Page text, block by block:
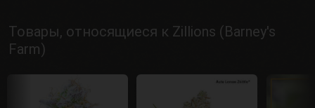
Товары, относящиеся к Zillions (Barney's
Farm)